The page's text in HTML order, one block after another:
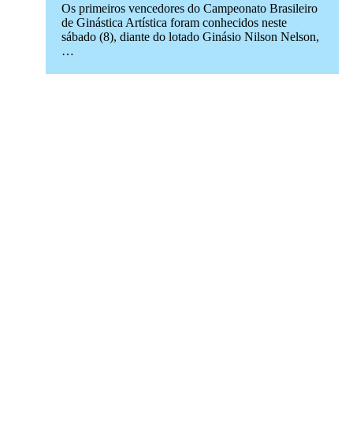
Os primeiros vencedores do Campeonato Brasileiro
de Ginástica Artística foram conhecidos neste
sábado (8), diante do lotado Ginásio Nilson Nelson,
…